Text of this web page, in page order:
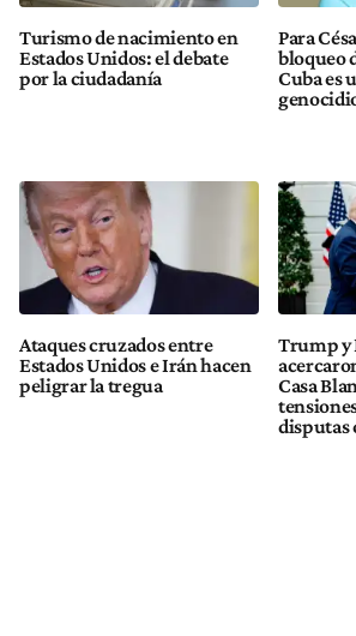
Turismo de nacimiento en
Estados Unidos: el debate
por la ciudadanía
Para
bloqueo
Cuba es
Ataques cruzados entre
Estados Unidos e Irán hacen
peligrar la tregua
Trump y
Casa
disputas